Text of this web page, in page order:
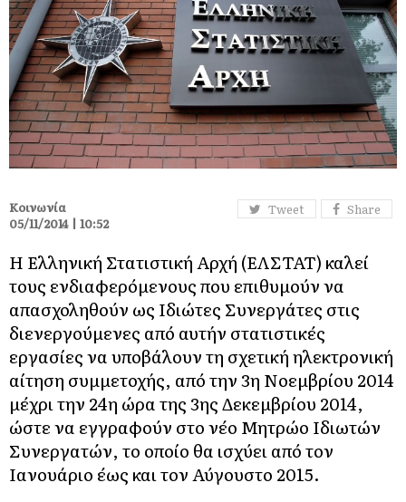
Tweet Share
Κοινωνία
05/11/2014 | 10:52
Η Ελληνική Στατιστική Αρχή (ΕΛΣΤΑΤ) καλεί
τους ενδιαφερόμενους που επιθυμούν να
απασχοληθούν ως Ιδιώτες Συνεργάτες στις
διενεργούμενες από αυτήν στατιστικές
εργασίες να υποβάλουν τη σχετική ηλεκτρονική
αίτηση συμμετοχής, από την 3η Νοεμβρίου 2014
μέχρι την 24η ώρα της 3ης Δεκεμβρίου 2014,
ώστε να εγγραφούν στο νέο Μητρώο Ιδιωτών
Συνεργατών, το οποίο θα ισχύει από τον
Ιανουάριο έως και τον Αύγουστο 2015.